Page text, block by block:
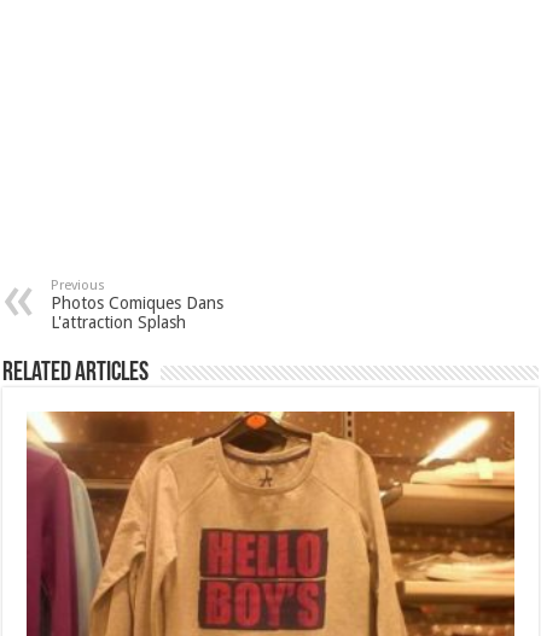
Previous
Photos Comiques Dans
L'attraction Splash
Related Articles